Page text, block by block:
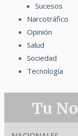
Sucesos
Narcotráfico
Opinión
Salud
Sociedad
Tecnología
Tu